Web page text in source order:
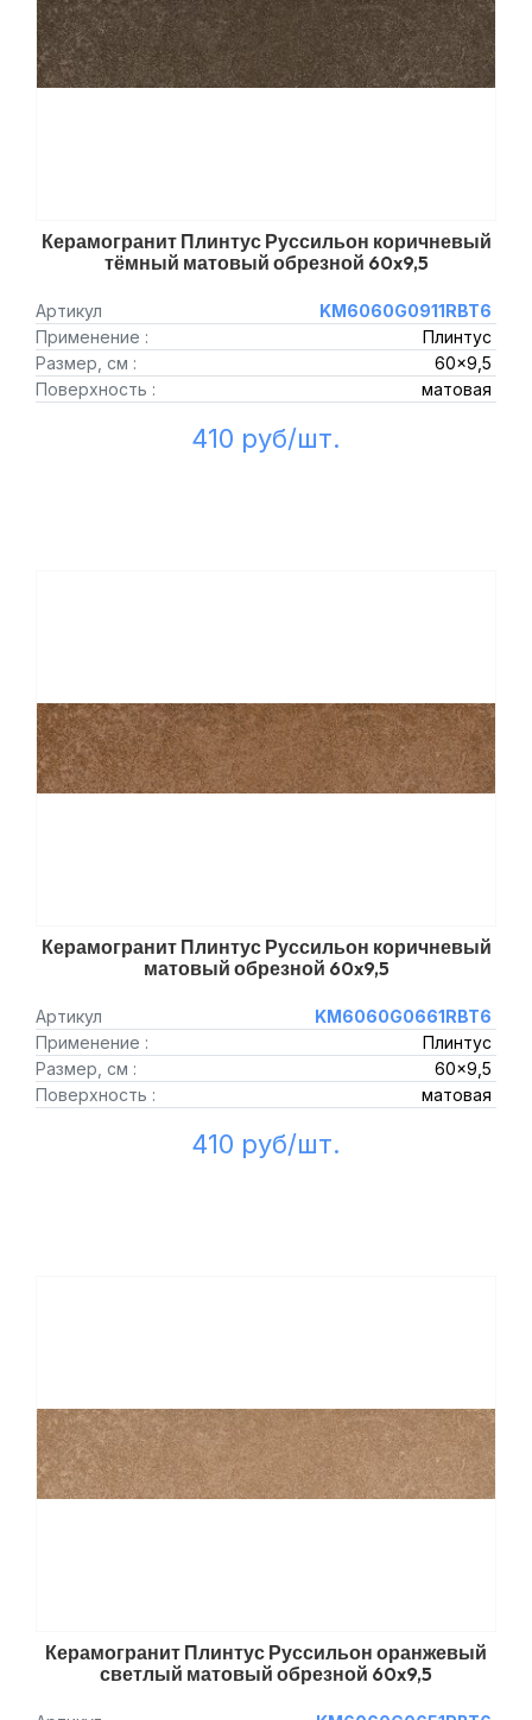
Керамогранит Плинтус Руссильон коричневый
тёмный матовый обрезной 60x9,5
Артикул
KM6060G0911RBT6
Применение :
Плинтус
Размер, см :
60x9,5
Поверхность :
матовая
410 руб/шт.
Керамогранит Плинтус Руссильон коричневый
матовый обрезной 60x9,5
Артикул
KM6060G0661RBT6
Применение :
Плинтус
Размер, см :
60x9,5
Поверхность :
матовая
410 руб/шт.
Керамогранит Плинтус Руссильон оранжевый
светлый матовый обрезной 60x9,5